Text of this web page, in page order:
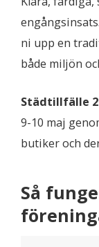
ni upp en
både miljön
Städtillfälle
9-10 maj
butiker och
Så